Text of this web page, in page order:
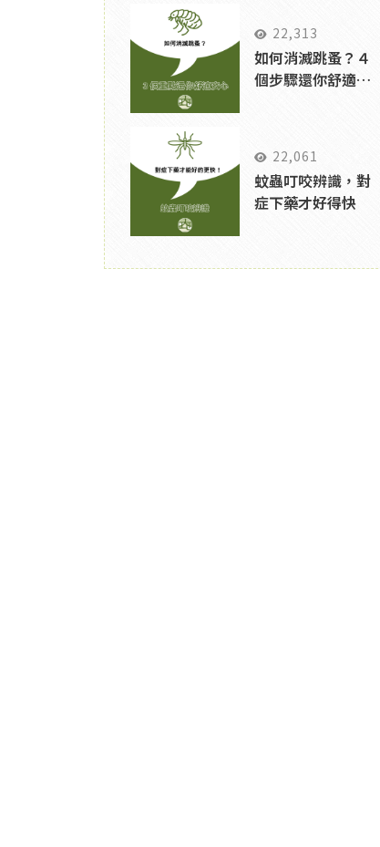
22,313
如何消滅跳蚤？４
個步驟還你舒適居
22,061
蚊蟲叮咬辨識，對
症下藥才好得快